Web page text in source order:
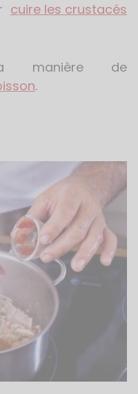
cuire les crustacés
manière de
.